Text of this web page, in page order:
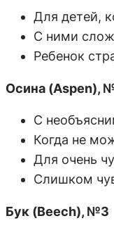
Для детей,
С ними
Ребенок
Осина (Aspen),
С
Когда не
Для очень
Слишком
Бук (Beech), №3